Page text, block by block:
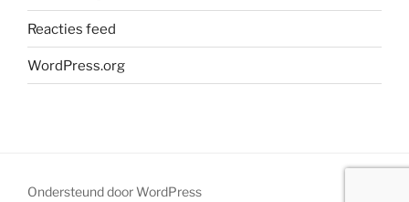
Reacties feed
WordPress.org
Ondersteund door WordPress